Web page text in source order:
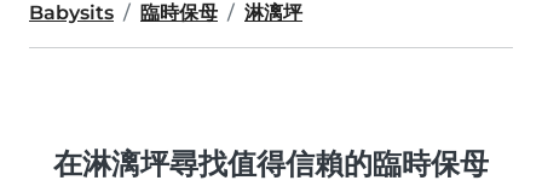
Babysits 臨時保母 淋漓坪
在淋漓坪尋找值得信賴的臨時保母